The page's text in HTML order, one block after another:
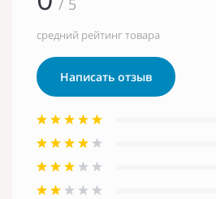
/ 5
средний рейтинг товара
Написать отзыв